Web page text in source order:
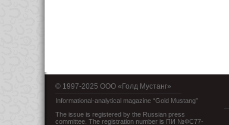
© 1997-2025 OOO «Голд Мустанг»
Informational-analytical magazine “Gold Mustang”
The issue is registered by the Russian press
committee. The registration number is ПИ №ФС77-